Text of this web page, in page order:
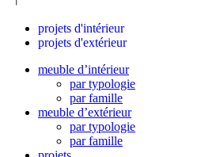
projets d'intérieur
projets d'extérieur
meuble d’intérieur
par typologie
par famille
meuble d’extérieur
par typologie
par famille